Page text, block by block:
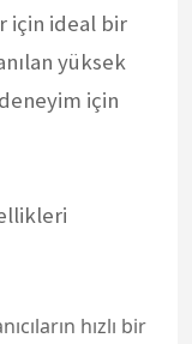
için ideal bir
yüksek
için
hızlı bir